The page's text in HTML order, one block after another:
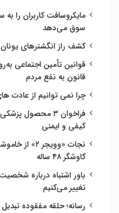
مایکروسافت کاربران
سوق می‌دهد
کشف راز انگشترهای
قوانین تأمین اجتماعی
قانون به نفع مردم
چرا نمی توانیم از عادت
فراخوان ۳ محصول
کیفی و ایمنی
نجات «وویجر
کاوشگر ۴۸ ساله
باور اشتباه درباره
تغییر می‌کنیم
رسانه؛ حلقه مفقوده